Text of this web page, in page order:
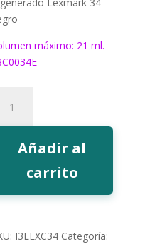
máximo: 21 ml.
Añadir al
carrito
I3LEXC34 Categoría: